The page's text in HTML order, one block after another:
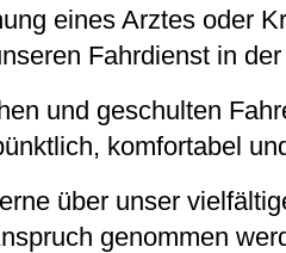
eines Arztes oder
Fahrdienst in
und geschulten
komfortabel
über unser
genommen